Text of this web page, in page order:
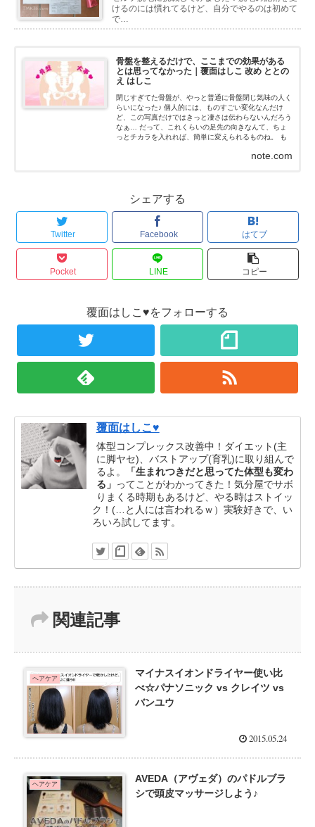
けるのには慣れてるけど、自分でやるのは初めて
で…
骨盤を整えるだけで、ここまでの効果がある
とは思ってなかった｜覆面はしこ 改め ととの
え はしこ
閉じすぎてた骨盤が、やっと普通に骨盤閉じ気味の人く
らいになった♪ 個人的には、ものすごい変化なんだけ
ど、この写真だけではきっと凄さは伝わらないんだろう
なぁ… だって、これくらいの足先の向きなんて、ちょ
っとチカラを入れれば、簡単に変えられるものね。 も
note.com
シェアする
Twitter Facebook はてブ
Pocket LINE コピー
覆面はしこ♥をフォローする
覆面はしこ♥
体型コンプレックス改善中！ダイエット(主
に脚ヤセ)、バストアップ(育乳)に取り組んで
るよ。
「生まれつきだと思ってた体型も変わ
る」 ってことがわかってきた！気分屋でサボ
りまくる時期もあるけど、やる時はストイッ
ク！(…と人には言われるｗ）実験好きで、い
ろいろ試してます。
関連記事
ヘアケア
マイナスイオンドライヤー使い比
べ☆パナソニック vs クレイツ vs
バンユウ
2015.05.24
ヘアケア
AVEDA（アヴェダ）のパドルブラ
シで頭皮マッサージしよう♪